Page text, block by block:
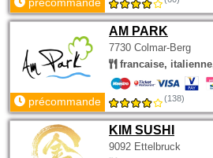
AM PARK
7730 Colmar-Berg
francaise,
précommande (138)
KIM SUSHI
9092 Ettelbruck